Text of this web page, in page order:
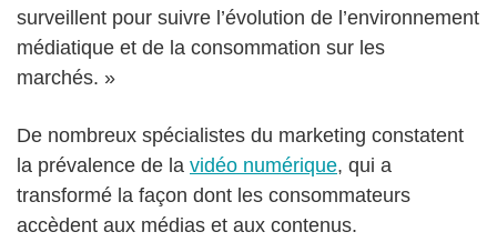
surveillent pour suivre l’évolution de l’environnement
médiatique et de la consommation sur les
marchés. »
De nombreux spécialistes du marketing constatent
la prévalence de la vidéo numérique, qui a
transformé la façon dont les consommateurs
accèdent aux médias et aux contenus.